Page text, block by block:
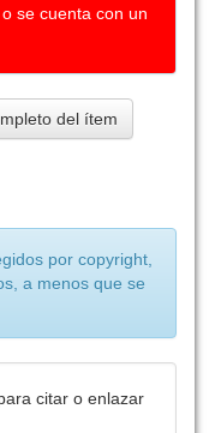
se cuenta con un
del ítem
por copyright,
a menos que se
citar o enlazar